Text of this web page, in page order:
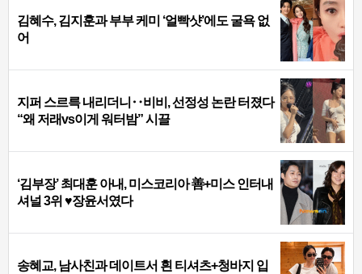
김혜수, 김지훈과 부부 케미 ‘얼빡샷’에도 굴욕 없
어
지퍼 스르륵 내리더니‥비비, 선정성 논란 터졌다
“왜 저래vs이게 워터밤” 시끌
‘김부장’ 최대훈 아내, 미스코리아 善+미스 인터내
셔널 3위 ♥장윤서였다
송혜교, 남사친과 데이트서 흰 티셔츠+청바지 입